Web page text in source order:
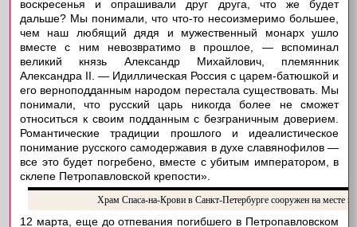
воскресенья и опрашивали друг друга, что же будет
дальше? Мы понимали, что что-то несоизмеримо большее,
чем наш любящий дядя и мужественный монарх ушло
вместе с ним невозвратимо в прошлое, — вспоминал
великий князь Александр Михайлович, племянник
Александра II. — Идиллическая Россия с царем-батюшкой и
его верноподданным народом перестала существовать. Мы
понимали, что русский царь никогда более не сможет
относиться к своим подданным с безграничным доверием.
Романтические традиции прошлого и идеалистическое
понимание русского самодержавия в духе славянофилов —
все это будет погребено, вместе с убитым императором, в
склепе Петропавловской крепости».
Храм Спаса-на-Крови в Санкт-Петербурге сооружен на месте
12 марта, еще до отпевания погибшего в Петропавловском